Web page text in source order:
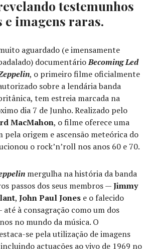
testemunhos
e imagens raras.
aguardado (e imensamente
documentárioBecoming Led
, o primeiro filme oficialmente
sobre a lendária banda
tem estreia marcada na
dia 7 de Junho. Realizado pelo
MacMahon, o filme oferece uma
pela origem e ascensão meteórica do
o rock’n’roll nos anos 60 e 70.
mergulha na história da banda
passos dos seus membros —Jimmy
,John Paul Jones e o falecido
até à consagração como um dos
no mundo da música. O
se pela utilização de imagens
actuações ao vivo de 1969 no